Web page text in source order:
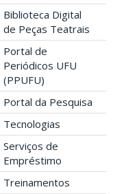
Biblioteca Digital
de Peças Teatrais
Portal de
Periódicos UFU
(PPUFU)
Portal da Pesquisa
Tecnologias
Serviços de
Empréstimo
Treinamentos